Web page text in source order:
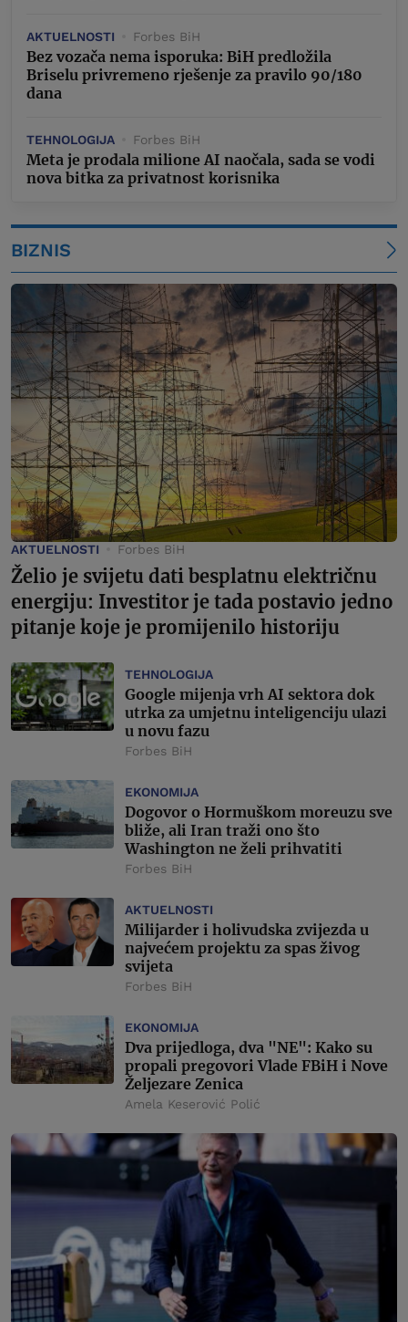
AKTUELNOSTI Forbes BiH
Bez vozača nema isporuka: BiH predložila
Briselu privremeno rješenje za pravilo 90/180
dana
TEHNOLOGIJA Forbes BiH
Meta je prodala milione AI naočala, sada se vodi
nova bitka za privatnost korisnika
BIZNIS
AKTUELNOSTI Forbes BiH
Želio je svijetu dati besplatnu električnu
energiju: Investitor je tada postavio jedno
pitanje koje je promijenilo historiju
TEHNOLOGIJA
Google mijenja vrh AI sektora dok
utrka za umjetnu inteligenciju ulazi
u novu fazu
Forbes BiH
EKONOMIJA
Dogovor o Hormuškom moreuzu sve
bliže, ali Iran traži ono što
Washington ne želi prihvatiti
Forbes BiH
AKTUELNOSTI
Milijarder i holivudska zvijezda u
najvećem projektu za spas živog
svijeta
Forbes BiH
EKONOMIJA
Dva prijedloga, dva "NE": Kako su
propali pregovori Vlade FBiH i Nove
Željezare Zenica
Amela Keserović Polić